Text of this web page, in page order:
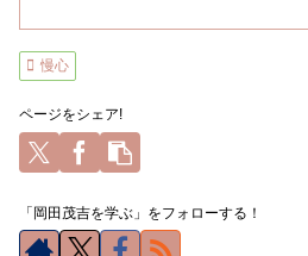
慢心
ページをシェア!
「岡田茂吉を学ぶ」をフォローする！